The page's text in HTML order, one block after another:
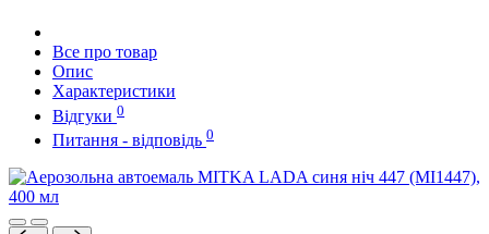
Все про товар
Опис
Характеристики
Відгуки 0
Питання - відповідь 0